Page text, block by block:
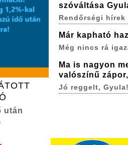
után
szóváltása
Rendőrségi hírek
Már kapható
Még nincs rá
Ma is nagyon
valószínű
Jó reggelt, Gyula!